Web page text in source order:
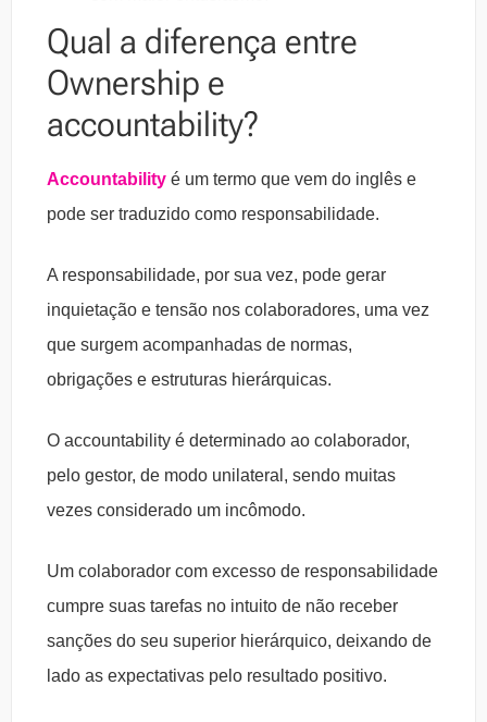
Qual a diferença entre
Ownership e
accountability?
Accountability é um termo que vem do inglês e
pode ser traduzido como responsabilidade.
A responsabilidade, por sua vez, pode gerar
inquietação e tensão nos colaboradores, uma vez
que surgem acompanhadas de normas,
obrigações e estruturas hierárquicas.
O accountability é determinado ao colaborador,
pelo gestor, de modo unilateral, sendo muitas
vezes considerado um incômodo.
Um colaborador com excesso de responsabilidade
cumpre suas tarefas no intuito de não receber
sanções do seu superior hierárquico, deixando de
lado as expectativas pelo resultado positivo.